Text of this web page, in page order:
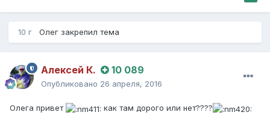
10 г Олег закрепил тема
Алексей К. 10 089
Опубликовано 26 апреля, 2016
Олега привет как там дорого или нет????